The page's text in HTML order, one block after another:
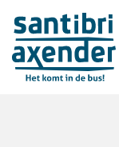
overslaan